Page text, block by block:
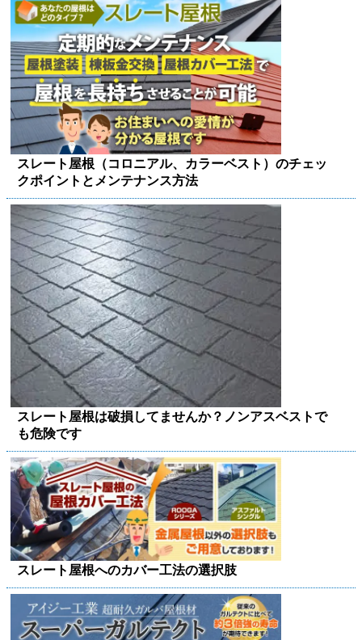
スレート屋根（コロニアル、カラーベスト）のチェッ
クポイントとメンテナンス方法
スレート屋根は破損してませんか？ノンアスベストで
も危険です
スレート屋根へのカバー工法の選択肢